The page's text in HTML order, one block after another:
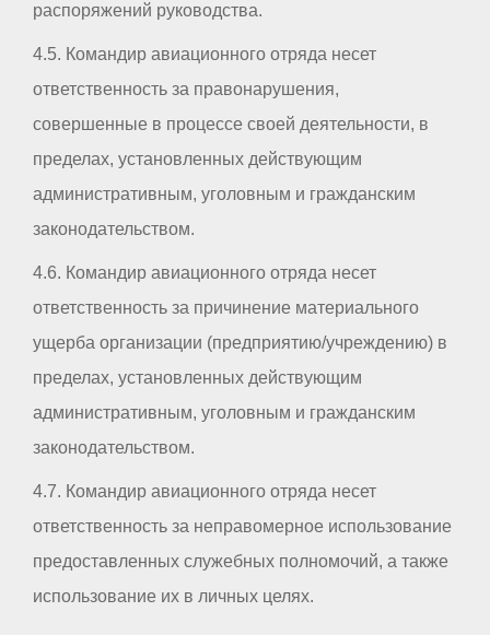
распоряжений руководства.
4.5. Командир авиационного отряда несет
ответственность за правонарушения,
совершенные в процессе своей деятельности, в
пределах, установленных действующим
административным, уголовным и гражданским
законодательством.
4.6. Командир авиационного отряда несет
ответственность за причинение материального
ущерба организации (предприятию/учреждению) в
пределах, установленных действующим
административным, уголовным и гражданским
законодательством.
4.7. Командир авиационного отряда несет
ответственность за неправомерное использование
предоставленных служебных полномочий, а также
использование их в личных целях.